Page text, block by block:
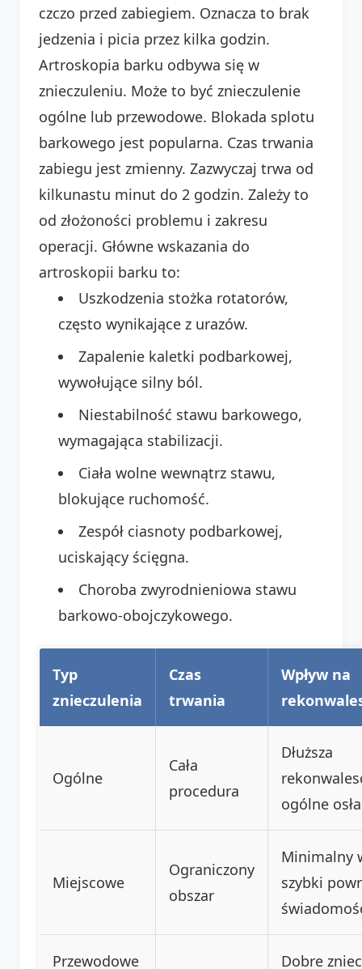
czczo przed zabiegiem. Oznacza to brak
jedzenia i picia przez kilka godzin.
Artroskopia barku odbywa się w
znieczuleniu. Może to być znieczulenie
ogólne lub przewodowe. Blokada splotu
barkowego jest popularna. Czas trwania
zabiegu jest zmienny. Zazwyczaj trwa od
kilkunastu minut do 2 godzin. Zależy to
od złożoności problemu i zakresu
operacji. Główne wskazania do
artroskopii barku to:
Uszkodzenia stożka rotatorów,
często wynikające z urazów.
Zapalenie kaletki podbarkowej,
wywołujące silny ból.
Niestabilność stawu barkowego,
wymagająca stabilizacji.
Ciała wolne wewnątrz stawu,
blokujące ruchomość.
Zespół ciasnoty podbarkowej,
uciskający ścięgna.
Choroba zwyrodnieniowa stawu
barkowo-obojczykowego.
Typ
znieczulenia
Czas
trwania
Wpływ na
Ogólne
Cała
procedura
Dłuższa
ogólne
Miejscowe
Ograniczony
obszar
Minimalny
szybki
Przewodowe Dobre